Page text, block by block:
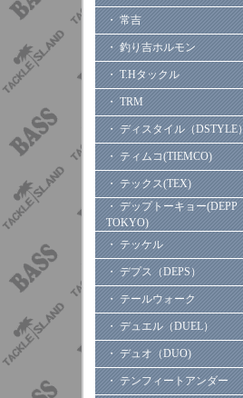
・ 常吉
・ 釣り吉ホルモン
・ T.Hタックル
・ TRM
・ ディスタイル（DSTYLE）
・ ティムコ(TIEMCO)
・ テックス(TEX)
・ デップトーキョー(DEPP
TOKYO)
・ テッケル
・ デプス（DEPS）
・ テールウォーク
・ デュエル（DUEL）
・ デュオ（DUO)
・ テンフィートアンダー